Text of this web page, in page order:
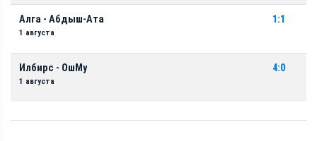
Алга - Абдыш-Ата
1 августа
1:1
Илбирс - ОшМу
1 августа
4:0